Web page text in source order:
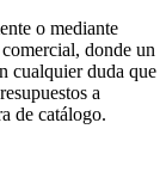
o mediante
donde un
cualquier duda que
a
de catálogo.